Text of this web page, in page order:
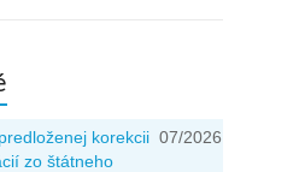
korekcii
zo štátneho
07/2026